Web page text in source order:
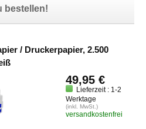
bestellen!
/ Druckerpapier, 2.500
49,95 €
Lieferzeit : 1-2
Werktage
(inkl. MwSt.)
versandkostenfrei